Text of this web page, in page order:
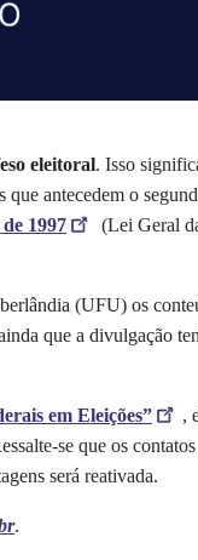
eleitoral. Isso
que antecedem o
1997 (Lei Geral
(UFU) os
que a divulgação
em Eleições” ,
se que os
será reativada.
.